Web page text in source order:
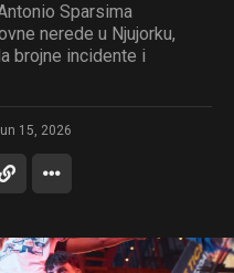
Sparsima
nerede u Njujorku,
brojne incidente i
15, 2026